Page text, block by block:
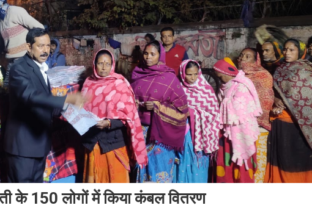
के 150 लोगों में किया कंबल वितरण